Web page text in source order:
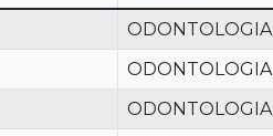
ODONTOLOGIA
ODONTOLOGIA
ODONTOLOGIA